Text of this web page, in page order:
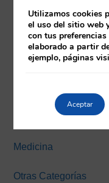
Expertos
Cervantes
Farmacia
Máster y Expertos
Medicina
Otras Categorías
Utilizamos cookies
el uso del sitio web
con tus
elaborado a partir
ejemplo, páginas
Aceptar